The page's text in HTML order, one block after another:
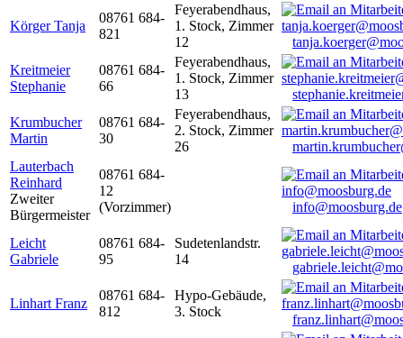
Körger Tanja
08761 684-
821
Feyerabendhaus,
1. Stock, Zimmer
12
Kreitmeier
Stephanie
08761 684-
66
Feyerabendhaus,
1. Stock, Zimmer
13
Krumbucher
Martin
08761 684-
30
Feyerabendhaus,
2. Stock, Zimmer
26
Lauterbach
Reinhard
Zweiter
Bürgermeister
08761 684-
12
(Vorzimmer)
info@moosburg.de
Leicht
Gabriele
08761 684-
95
Sudetenlandstr.
14
Linhart Franz
08761 684-
812
Hypo-Gebäude,
3. Stock